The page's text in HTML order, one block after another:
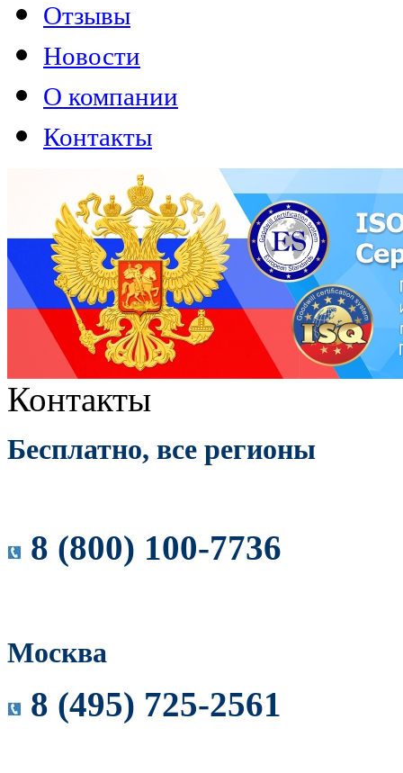
Отзывы
Новости
О компании
Контакты
Контакты
Бесплатно, все регионы
8 (800) 100-7736
Москва
8 (495) 725-2561